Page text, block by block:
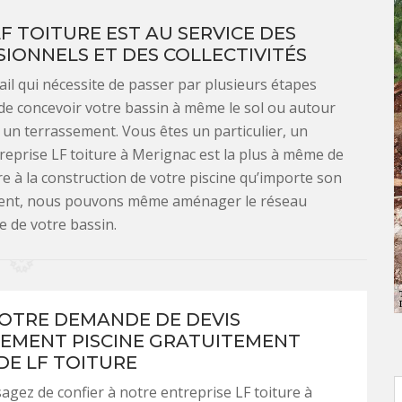
TOITURE EST AU SERVICE DES
ET DES COLLECTIVITÉS
qui nécessite de passer par plusieurs étapes
concevoir votre bassin à même le sol ou autour
terrassement. Vous êtes un particulier, un
LF toiture à Merignac est la plus à même de
à la construction de votre piscine qu’importe son
nous pouvons même aménager le réseau
de votre bassin.
DEMANDE DE DEVIS
PISCINE GRATUITEMENT
LF TOITURE
de confier à notre entreprise LF toiture à